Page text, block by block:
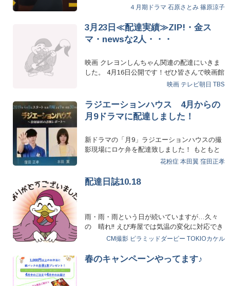
４月期ドラマ 石原さとみ 篠原涼子
3月23日≪配達実績≫ZIP!・金ス
マ・newsな2人・・・
映画 クレヨンしんちゃん関連の配達にいきま
した。 4月16日公開です！ぜひ皆さんで映画館
映画 テレビ朝日 TBS
ラジエーションハウス 4月からの
月9ドラマに配達しました！
新ドラマの「月9」ラジエーションハウスの撮
影現場にロケ弁を配達致しました！ もともと
花粉症 本田翼 窪田正孝
配達日誌10.18
雨・雨・雨という日が続いていますが…久々
の 晴れ!! えび寿屋では気温の変化に対応でき
ずに体調不良になる…
CM撮影 ピラミッドダービー TOKIOカケル
春のキャンペーンやってます♪